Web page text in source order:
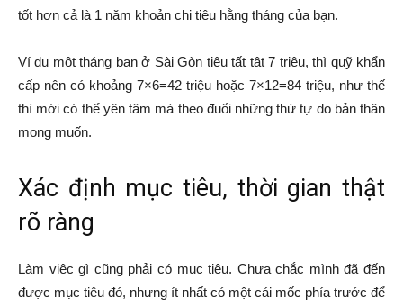
tốt hơn cả là 1 năm khoản chi tiêu hằng tháng của bạn.
Ví dụ một tháng bạn ở Sài Gòn tiêu tất tật 7 triệu, thì quỹ khẩn
cấp nên có khoảng 7×6=42 triệu hoặc 7×12=84 triệu, như thế
thì mới có thể yên tâm mà theo đuổi những thứ tự do bản thân
mong muốn.
Xác định mục tiêu, thời gian thật
rõ ràng
Làm việc gì cũng phải có mục tiêu. Chưa chắc mình đã đến
được mục tiêu đó, nhưng ít nhất có một cái mốc phía trước để